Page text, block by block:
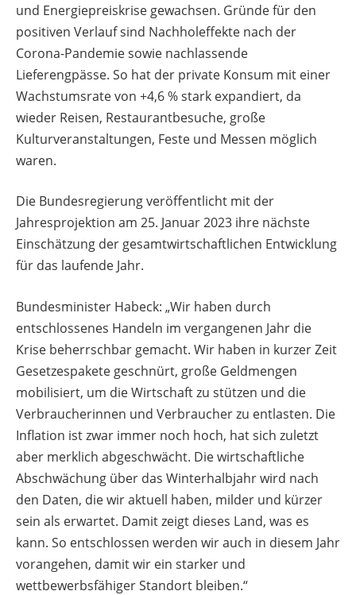
und Energiepreiskrise gewachsen. Gründe für den
positiven Verlauf sind Nachholeffekte nach der
Corona-Pandemie sowie nachlassende
Lieferengpässe. So hat der private Konsum mit einer
Wachstumsrate von +4,6 % stark expandiert, da
wieder Reisen, Restaurantbesuche, große
Kulturveranstaltungen, Feste und Messen möglich
waren.
Die Bundesregierung veröffentlicht mit der
Jahresprojektion am 25. Januar 2023 ihre nächste
Einschätzung der gesamtwirtschaftlichen Entwicklung
für das laufende Jahr.
Bundesminister Habeck: „Wir haben durch
entschlossenes Handeln im vergangenen Jahr die
Krise beherrschbar gemacht. Wir haben in kurzer Zeit
Gesetzespakete geschnürt, große Geldmengen
mobilisiert, um die Wirtschaft zu stützen und die
Verbraucherinnen und Verbraucher zu entlasten. Die
Inflation ist zwar immer noch hoch, hat sich zuletzt
aber merklich abgeschwächt. Die wirtschaftliche
Abschwächung über das Winterhalbjahr wird nach
den Daten, die wir aktuell haben, milder und kürzer
sein als erwartet. Damit zeigt dieses Land, was es
kann. So entschlossen werden wir auch in diesem Jahr
vorangehen, damit wir ein starker und
wettbewerbsfähiger Standort bleiben.“